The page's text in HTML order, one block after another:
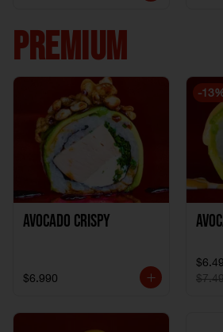
PREMIUM
Avocado Crispy
$6.990
-13